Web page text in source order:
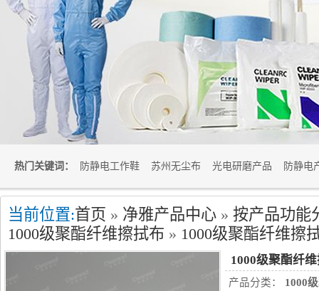
热门关键词： 防静电工作鞋 苏州无尘布 光电研磨产品 防静电
当前位置:首页 » 净雅产品中心 » 按产品功能
1000级聚酯纤维擦拭布 » 1000级聚酯纤维擦
1000级聚酯纤
产品分类： 1000